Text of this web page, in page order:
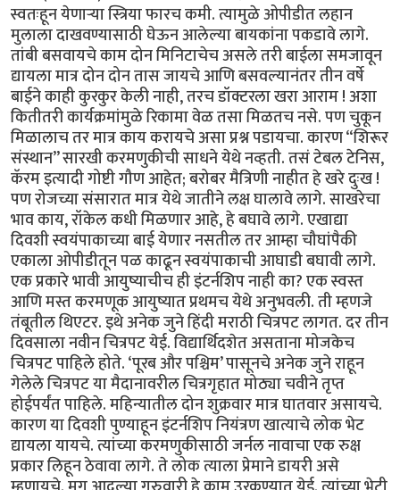
स्वतःहून येणाऱ्या स्त्रिया फारच कमी. त्यामुळे ओपीडीत लहान
मुलाला दाखवण्यासाठी घेऊन आलेल्या बायकांना पकडावे लागे.
तांबी बसवायचे काम दोन मिनिटाचेच असले तरी बाईला समजावून
द्यायला मात्र दोन दोन तास जायचे आणि बसवल्यानंतर तीन वर्षे
बाईने काही कुरकुर केली नाही, तरच डॉक्टरला खरा आराम ! अशा
कितीतरी कार्यक्रमांमुळे रिकामा वेळ तसा मिळतच नसे. पण चुकून
मिळालाच तर मात्र काय करायचे असा प्रश्न पडायचा. कारण “शिरूर
संस्थान” सारखी करमणुकीची साधने येथे नव्हती. तसं टेबल टेनिस,
कॅरम इत्यादी गोष्टी गौण आहेत; बरोबर मैत्रिणी नाहीत हे खरे दुःख !
पण रोजच्या संसारात मात्र येथे जातीने लक्ष घालावे लागे. साखरेचा
भाव काय, रॉकेल कधी मिळणार आहे, हे बघावे लागे. एखाद्या
दिवशी स्वयंपाकाच्या बाई येणार नसतील तर आम्हा चौघांपैकी
एकाला ओपीडीतून पळ काढून स्वयंपाकाची आघाडी बघावी लागे.
एक प्रकारे भावी आयुष्याचीच ही इंटर्नशिप नाही का? एक स्वस्त
आणि मस्त करमणूक आयुष्यात प्रथमच येथे अनुभवली. ती म्हणजे
तंबूतील थिएटर. इथे अनेक जुने हिंदी मराठी चित्रपट लागत. दर तीन
दिवसाला नवीन चित्रपट येई. विद्यार्थिदशेत असताना मोजकेच
चित्रपट पाहिले होते. ‘पूरब और पश्चिम’ पासूनचे अनेक जुने राहून
गेलेले चित्रपट या मैदानावरील चित्रगृहात मोठ्या चवीने तृप्त
होईपर्यंत पाहिले. महिन्यातील दोन शुक्रवार मात्र घातवार असायचे.
कारण या दिवशी पुण्याहून इंटर्नशिप नियंत्रण खात्याचे लोक भेट
द्यायला यायचे. त्यांच्या करमणुकीसाठी जर्नल नावाचा एक रुक्ष
प्रकार लिहून ठेवावा लागे. ते लोक त्याला प्रेमाने डायरी असे